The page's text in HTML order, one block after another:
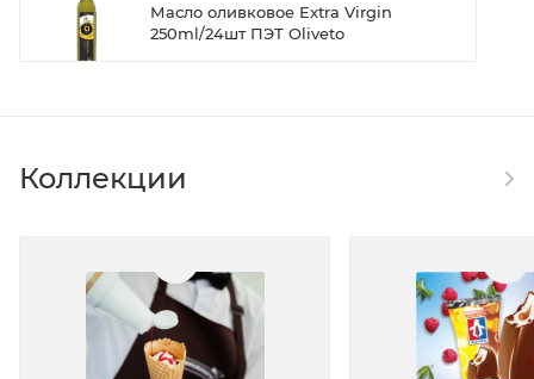
Масло оливковое Extra Virgin
250ml/24шт ПЭТ Oliveto
Коллекции